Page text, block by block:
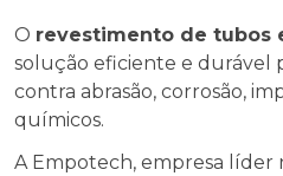
O revestimento de tubos
solução eficiente e durável
contra abrasão, corrosão,
químicos.
A Empotech, empresa líder